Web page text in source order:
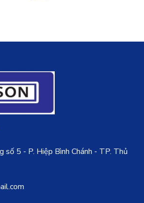
số 5 - P. Hiệp Bình Chánh - TP. Thủ